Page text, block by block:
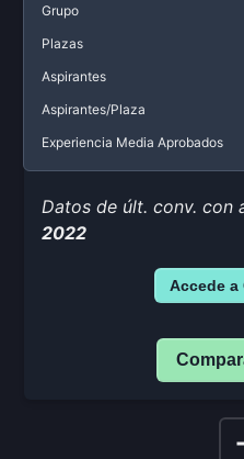
Grupo
Plazas
Aspirantes
Aspirantes/Plaza
Experiencia Media Aprobados
Datos de últ. conv. con
2022
Accede